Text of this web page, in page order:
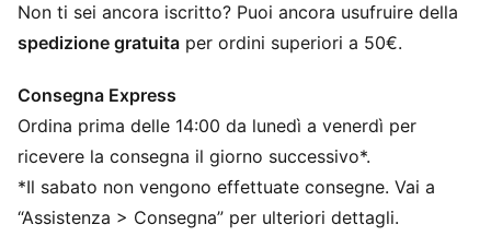
per un uso attivo
Elegante stampa all-over sul pannello frontale per un
Maniche corte
Logo PUMA Cat stampato a caldo opaco con
inchiostro piatto sul petto destro
Non ti sei ancora iscritto? Puoi ancora usufruire della
spedizione gratuita per ordini superiori a 50€.
Consegna Express
Ordina prima delle 14:00 da lunedì a venerdì per
ricevere la consegna il giorno successivo*.
*Il sabato non vengono effettuate consegne. Vai a
“Assistenza > Consegna” per ulteriori dettagli.